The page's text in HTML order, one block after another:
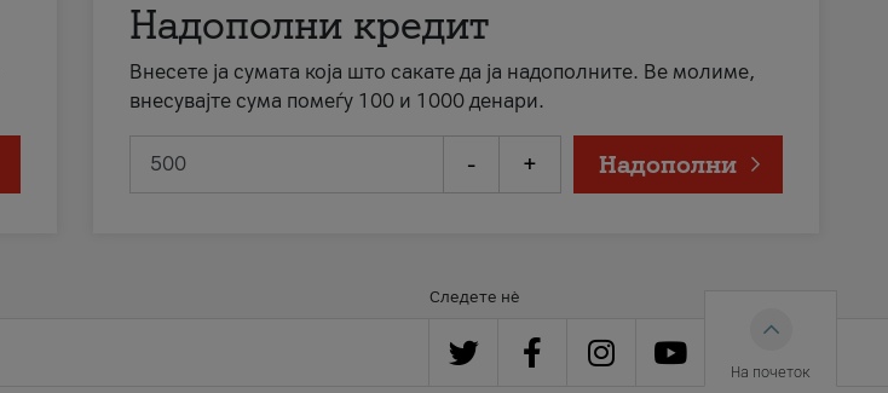
Надополни кредит
Внесете ја сумата која што сакате да ја надополните. Ве молиме,
внесувајте сума помеѓу 100 и 1000 денари.
- + Надополни
Следете нè
На почеток